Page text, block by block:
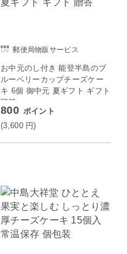
郵便局物販サービス
お中元のし付き 能登半島のブ
ルーベリーカップチーズケー
キ 6個 御中元 夏ギフト ギフト
贈答
800 ポイント
(3,600 円)